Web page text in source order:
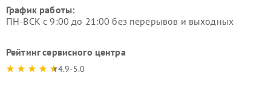
График работы:
ПН-ВСК с 9:00 до 21:00 без перерывов и выходных
Рейтинг сервисного центра
4.9-5.0